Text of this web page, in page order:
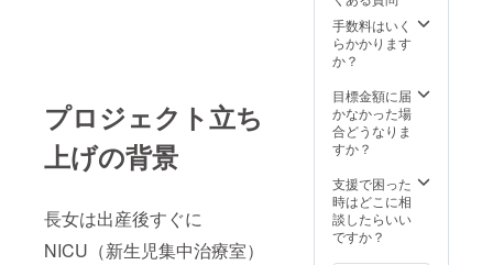
プロジェクト立ち
上げの背景
長女は出産後すぐに
NICU（新生児集中治療室）
手数料はいく
らかかります
か？
目標金額に届
かなかった場
合どうなりま
すか？
支援で困った
時はどこに相
談したらいい
ですか？